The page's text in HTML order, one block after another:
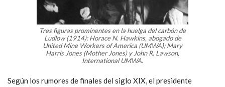
Tres figuras prominentes en la huelga del carbón de
Ludlow (1914): Horace N. Hawkins, abogado de
United Mine Workers of America (UMWA); Mary
Harris Jones (Mother Jones) y John R. Lawson,
International UMWA.
Según los rumores de finales del siglo XIX, el presidente